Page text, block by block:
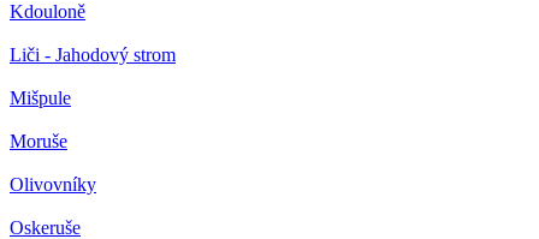
Kdouloně
Liči - Jahodový strom
Mišpule
Moruše
Olivovníky
Oskeruše